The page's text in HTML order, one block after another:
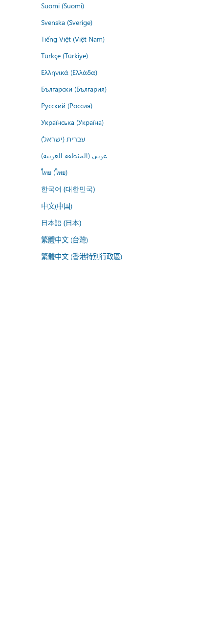
Suomi (Suomi)
Svenska (Sverige)
Tiếng Việt (Việt Nam)
Türkçe (Türkiye)
Ελληνικά (Ελλάδα)
Български (България)
Русский (Россия)
Українська (Україна)
עברית (ישראל)
عربي (المنطقة العربية)
ไทย (ไทย)
한국어 (대한민국)
中文(中国)
日本語 (日本)
繁體中文 (台灣)
繁體中文 (香港特別行政區)